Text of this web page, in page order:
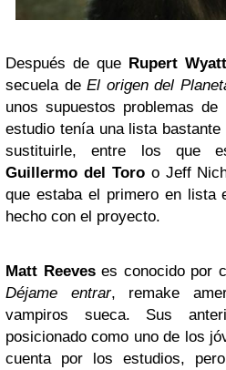
Después de que Rupert Wyatt
secuela deEl origen del
unos supuestos problemas
estudio tenía una lista
sustituirle, entre los que
Guillermo del Toroo Jeff
que estaba el primero en lista
hecho con el proyecto.
Matt Reeveses conocido por
Déjame entrar, remake
vampiros sueca. Sus
posicionado como uno de los
cuenta por los estudios,